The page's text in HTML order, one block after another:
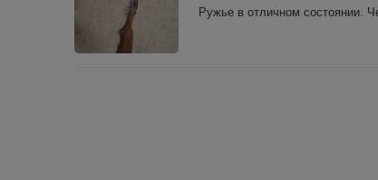
Ружье в отличном состоянии.